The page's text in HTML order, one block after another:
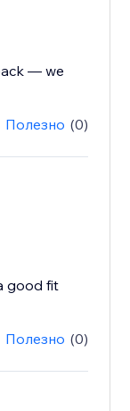
— we
Полезно (0)
good fit
Полезно (0)